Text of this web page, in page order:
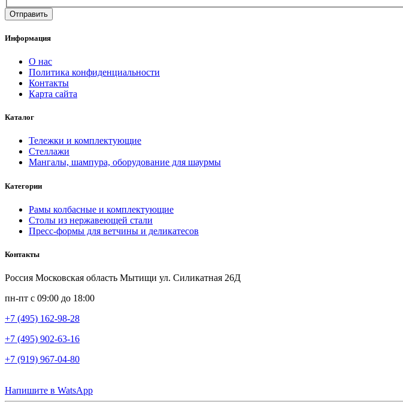
Информация
О нас
Политика конфиденциальности
Контакты
Карта сайта
Каталог
Тележки и комплектующие
Стеллажи
Мангалы, шампура, оборудование для шаурмы
Категории
Рамы колбасные и комплектующие
Столы из нержавеющей стали
Пресс-формы для ветчины и деликатесов
Контакты
Россия Московская область Мытищи ул. Силикатная 26Д
пн-пт с 09:00 до 18:00
+7 (495) 162-98-28
+7 (495) 902-63-16
+7 (919) 967-04-80
Напишите в WatsApp